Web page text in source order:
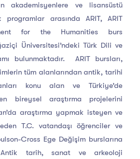
akademisyenlere ve lisansüstü
programlar arasında ARIT, ARIT
for the Humanities burs
Üniversitesi’ndeki Türk Dili ve
bulunmaktadır. ARIT bursları,
tüm alanlarından antik, tarihi
konu alan ve Türkiye’de
bireysel araştırma projelerini
araştırma yapmak isteyen ve
T.C. vatandaşı öğrenciler ve
Cross Ege Değişim burslarına
tarih, sanat ve arkeoloji